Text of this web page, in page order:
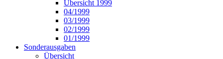
Übersicht 1999
04/1999
03/1999
02/1999
01/1999
Sonderausgaben
Übersicht